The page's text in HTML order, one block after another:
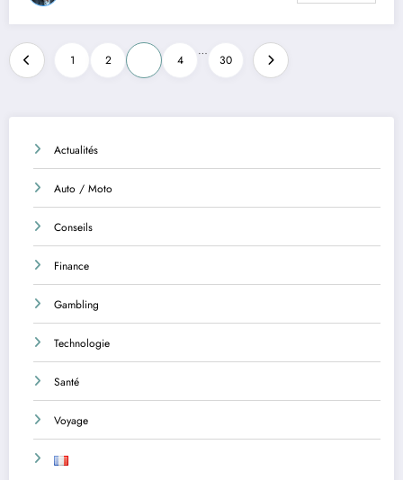
Pagination
des
publications
1 2 4
…
30
Actualités
Auto / Moto
Conseils
Finance
Gambling
Technologie
Santé
Voyage